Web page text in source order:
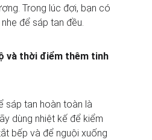
Trong lúc đợi, bạn có
để sáp tan đều.
và thời điểm thêm tinh
sáp tan hoàn toàn là
dùng nhiệt kế để kiểm
bếp và để nguội xuống